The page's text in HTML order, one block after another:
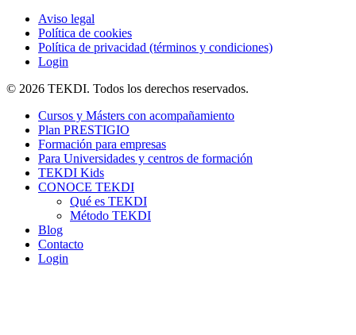
Aviso legal
Política de cookies
Política de privacidad (términos y condiciones)
Login
© 2026 TEKDI. Todos los derechos reservados.
Cursos y Másters con acompañamiento
Plan PRESTIGIO
Formación para empresas
Para Universidades y centros de formación
TEKDI Kids
CONOCE TEKDI
Qué es TEKDI
Método TEKDI
Blog
Contacto
Login